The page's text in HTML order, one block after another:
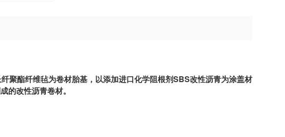
酯纤维毡为卷材胎基，以添加进口化学阻根剂SBS改性沥青为涂盖材
的改性沥青卷材。